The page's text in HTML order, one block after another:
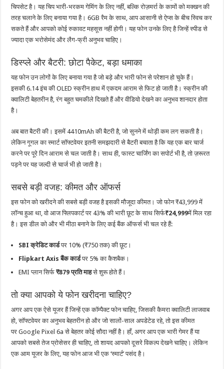
चिपसेट है। यह चिप भारी-भरकम गेमिंग के लिए नहीं, बल्कि रोज़मर्रा के कामों को मक्खन की
तरह चलाने के लिए बनाया गया है। 6GB रैम के साथ, आप आसानी से ऐप्स के बीच स्विच कर
सकते हैं और आपको कोई रुकावट महसूस नहीं होगी। यह फोन उनके लिए है जिन्हें स्पीड से
ज्यादा एक भरोसेमंद और लैग-फ्री अनुभव चाहिए।
डिस्प्ले और बैटरी: छोटा पैकेट, बड़ा धमाका
यह फोन उन लोगों के लिए बनाया गया है जो बड़े और भारी फोन से परेशान हो चुके हैं।
इसकी 6.14 इंच की OLED स्क्रीन हाथ में एकदम आराम से फिट हो जाती है। स्क्रीन की
क्वालिटी बेहतरीन है, रंग बहुत चमकीले दिखते हैं और वीडियो देखने का अनुभव शानदार होता
है।
अब बात बैटरी की। इसमें 4410mAh की बैटरी है, जो सुनने में थोड़ी कम लग सकती है।
लेकिन गूगल का स्मार्ट सॉफ्टवेयर इतनी समझदारी से बैटरी बचाता है कि यह एक बार चार्ज
करने पर पूरे दिन आराम से चल जाती है। साथ ही, फास्ट चार्जिंग का सपोर्ट भी है, तो ज़रूरत
पड़ने पर यह जल्दी से चार्ज भी हो जाती है।
सबसे बड़ी वजह: कीमत और ऑफर्स
इस फोन को खरीदने की सबसे बड़ी वजह है इसकी मौजूदा कीमत। जो फोन ₹43,999 में
लॉन्च हुआ था, वो आज फ्लिपकार्ट पर 43% की भारी छूट के साथ सिर्फ₹24,999में मिल रहा
है। इस डील को और भी मीठा बनाने के लिए कई बैंक ऑफर्स भी चल रहे हैं:
SBI क्रेडिट कार्डपर 10% (₹750 तक) की छूट।
Flipkart Axis बैंक कार्डपर 5% का कैशबैक।
EMI प्लान सिर्फ₹879 प्रति माहसे शुरू होते हैं।
तो क्या आपको ये फोन खरीदना चाहिए?
अगर आप एक ऐसे यूजर हैं जिन्हें एक कॉम्पैक्ट फोन चाहिए, जिसकी कैमरा क्वालिटी लाजवाब
हो, सॉफ्टवेयर का अनुभव बेहतरीन हो और जो सालों-साल अपडेटेड रहे, तो इस कीमत
पर Google Pixel 6a से बेहतर कोई सौदा नहीं है। हाँ, अगर आप एक भारी गेमर हैं या
आपको सबसे तेज प्रोसेसर ही चाहिए, तो शायद आपको दूसरे विकल्प देखने चाहिए। लेकिन
एक आम यूजर के लिए, यह फोन आज भी एक ‘स्मार्ट’ पसंद है।